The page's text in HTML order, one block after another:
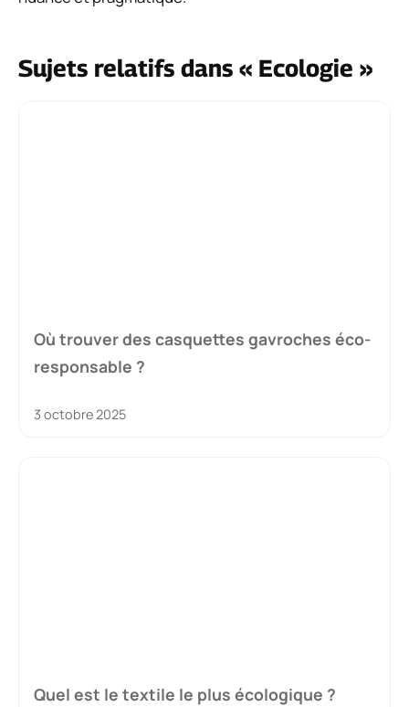
Sujets relatifs dans « Ecologie »
Où trouver des casquettes gavroches éco-
responsable ?
3 octobre 2025
Quel est le textile le plus écologique ?